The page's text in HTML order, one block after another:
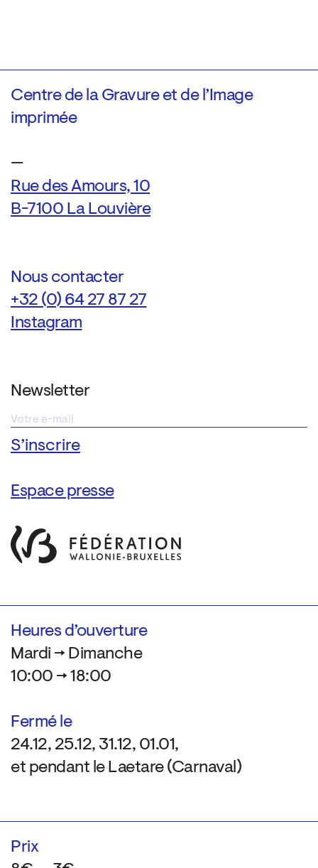
Centre de la Gravure et de l’Image
imprimée
—
Rue des Amours, 10
B-7100 La Louvière
Nous contacter
+32 (0) 64 27 87 27
Instagram
Newsletter
Espace presse
Heures d’ouverture
Mardi → Dimanche
10:00 → 18:00
Fermé le
24.12, 25.12, 31.12, 01.01,
et pendant le Laetare (Carnaval)
Prix